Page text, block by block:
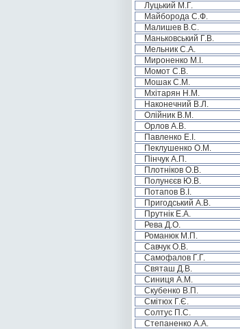
Луцький М.Г.
Майборода С.Ф.
Малишев В.С.
Маньковський Г.В.
Мельник С.А.
Мироненко М.І.
Момот С.В.
Мошак С.М.
Мхітарян Н.М.
Наконечний В.Л.
Олійник В.М.
Орлов А.В.
Павленко Е.І.
Пеклушенко О.М.
Пінчук А.П.
Плотніков О.В.
Полунєєв Ю.В.
Потапов В.І.
Пригодський А.В.
Прутнік Е.А.
Рева Д.О.
Романюк М.П.
Савчук О.В.
Самофалов Г.Г.
Святаш Д.В.
Синиця А.М.
Скубенко В.П.
Смітюх Г.Є.
Солтус П.С.
Степаненко А.А.